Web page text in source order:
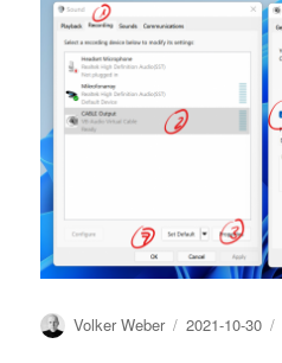
Author
Volker Weber
Posted
2021-10-30